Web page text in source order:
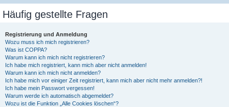
Häufig gestellte Fragen
Registrierung und Anmeldung
Wozu muss ich mich registrieren?
Was ist COPPA?
Warum kann ich mich nicht registrieren?
Ich habe mich registriert, kann mich aber nicht anmelden!
Warum kann ich mich nicht anmelden?
Ich habe mich vor einiger Zeit registriert, kann mich aber nicht mehr anmelden?!
Ich habe mein Passwort vergessen!
Warum werde ich automatisch abgemeldet?
Wozu ist die Funktion „Alle Cookies löschen“?